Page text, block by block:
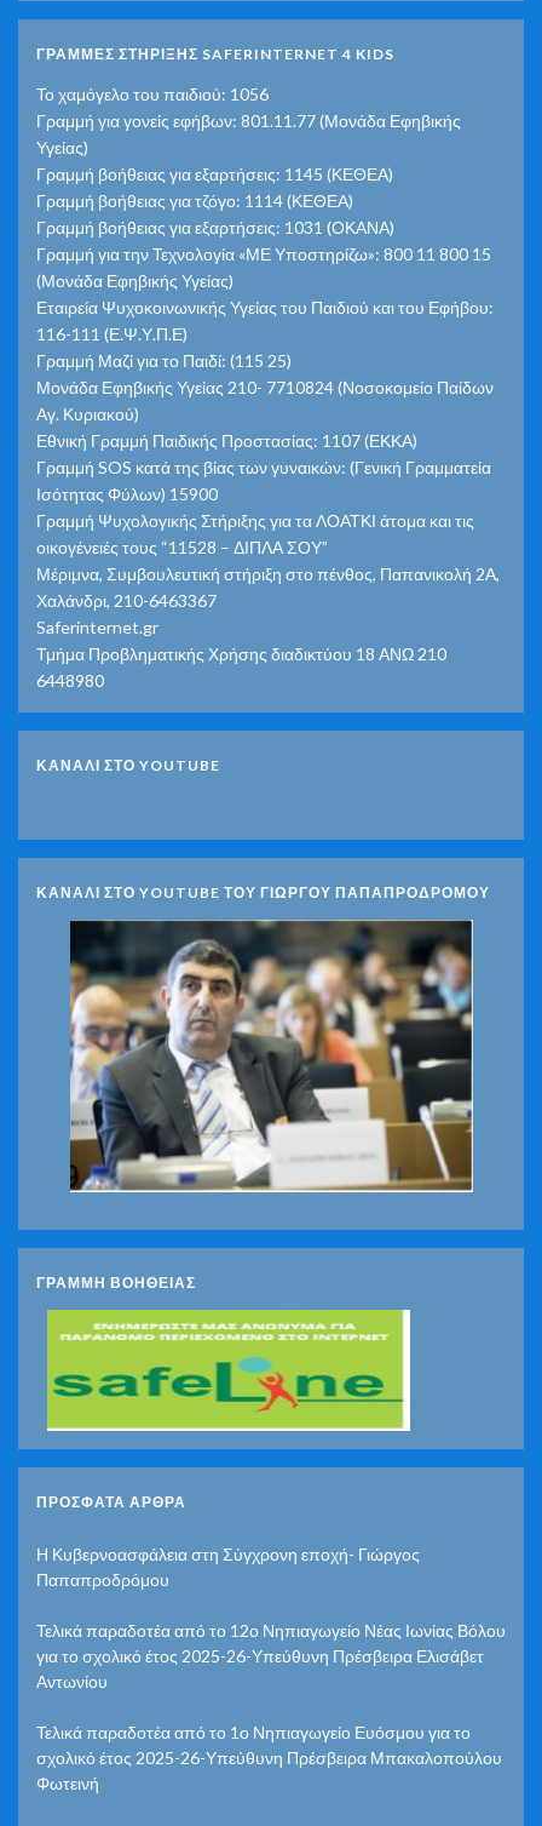
ΓΡΑΜΜΕΣ ΣΤΗΡΙΞΗΣ SAFERINTERNET 4 KIDS
Το χαμόγελο του παιδιού: 1056
Γραμμή για γονείς εφήβων: 801.11.77 (Μονάδα Εφηβικής
Υγείας)
Γραμμή βοήθειας για εξαρτήσεις: 1145 (ΚΕΘΕΑ)
Γραμμή βοήθειας για τζόγο: 1114 (ΚΕΘΕΑ)
Γραμμή βοήθειας για εξαρτήσεις: 1031 (ΟΚΑΝΑ)
Γραμμή για την Τεχνολογία «ΜΕ Υποστηρίζω»: 800 11 800 15
(Μονάδα Εφηβικής Υγείας)
Εταιρεία Ψυχοκοινωνικής Υγείας του Παιδιού και του Εφήβου:
116-111 (Ε.Ψ.Υ.Π.Ε)
Γραμμή Μαζί για το Παιδί: (115 25)
Μονάδα Εφηβικής Υγείας 210- 7710824 (Νοσοκομείο Παίδων
Αγ. Κυριακού)
Εθνική Γραμμή Παιδικής Προστασίας: 1107 (ΕΚΚΑ)
Γραμμή SOS κατά της βίας των γυναικών: (Γενική Γραμματεία
Ισότητας Φύλων) 15900
Γραμμή Ψυχολογικής Στήριξης για τα ΛΟΑΤΚΙ άτομα και τις
οικογένειές τους “11528 – ΔΙΠΛΑ ΣΟΥ”
Μέριμνα, Συμβουλευτική στήριξη στο πένθος, Παπανικολή 2Α,
Χαλάνδρι, 210-6463367
Saferinternet.gr
Τμήμα Προβληματικής Χρήσης διαδικτύου 18 ΑΝΩ 210
6448980
ΚΑΝΑΛΙ ΣΤΟ YOUTUBE
ΚΑΝΑΛΙ ΣΤΟ YOUTUBE ΤΟΥ ΓΙΩΡΓΟΥ ΠΑΠΑΠΡΟΔΡΟΜΟΥ
ΓΡΑΜΜΗ ΒΟΗΘΕΙΑΣ
ΠΡΌΣΦΑΤΑ ΆΡΘΡΑ
Η Κυβερνοασφάλεια στη Σύγχρονη εποχή- Γιώργος
Παπαπροδρόμου
Τελικά παραδοτέα από το 12ο Νηπιαγωγείο Νέας Ιωνίας Βόλου
για το σχολικό έτος 2025-26-Υπεύθυνη Πρέσβειρα Ελισάβετ
Αντωνίου
Τελικά παραδοτέα από το 1ο Νηπιαγωγείο Ευόσμου για το
σχολικό έτος 2025-26-Υπεύθυνη Πρέσβειρα Μπακαλοπούλου
Φωτεινή